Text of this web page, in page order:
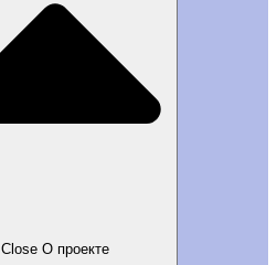
Close О проекте